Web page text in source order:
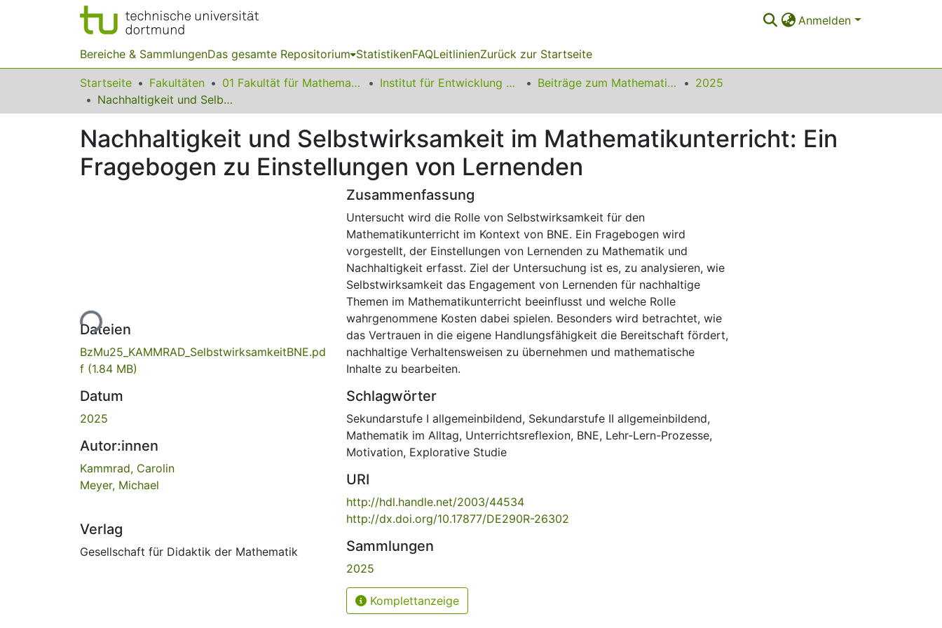
Anmelden
Bereiche & SammlungenDas gesamte Repositorium StatistikenFAQLeitlinienZurück zur Startseite
Startseite Fakultäten 01 Fakultät für Mathematik Institut für Entwicklung und Erforschung des Mathematikunterrichts Beiträge zum Mathematikunterricht
2025
Nachhaltigkeit und Selbstwirksamkeit im Mathematikunterricht: Ein Fragebogen zu Einstellungen von Lernenden
Nachhaltigkeit und Selbstwirksamkeit im Mathematikunterricht: Ein
Fragebogen zu Einstellungen von Lernenden
Lade...
Dateien
BzMu25_KAMMRAD_SelbstwirksamkeitBNE.pd
f (1.84 MB)
Datum
2025
Autor:innen
Kammrad, Carolin
Meyer, Michael
Verlag
Gesellschaft für Didaktik der Mathematik
Zusammenfassung
Untersucht wird die Rolle von Selbstwirksamkeit für den
Mathematikunterricht im Kontext von BNE. Ein Fragebogen wird
vorgestellt, der Einstellungen von Lernenden zu Mathematik und
Nachhaltigkeit erfasst. Ziel der Untersuchung ist es, zu analysieren, wie
Selbstwirksamkeit das Engagement von Lernenden für nachhaltige
Themen im Mathematikunterricht beeinflusst und welche Rolle
wahrgenommene Kosten dabei spielen. Besonders wird betrachtet, wie
das Vertrauen in die eigene Handlungsfähigkeit die Bereitschaft fördert,
nachhaltige Verhaltensweisen zu übernehmen und mathematische
Inhalte zu bearbeiten.
Schlagwörter
Sekundarstufe I allgemeinbildend, Sekundarstufe II allgemeinbildend,
Mathematik im Alltag, Unterrichtsreflexion, BNE, Lehr-Lern-Prozesse,
Motivation, Explorative Studie
URI
http://hdl.handle.net/2003/44534
http://dx.doi.org/10.17877/DE290R-26302
Sammlungen
2025
Komplettanzeige